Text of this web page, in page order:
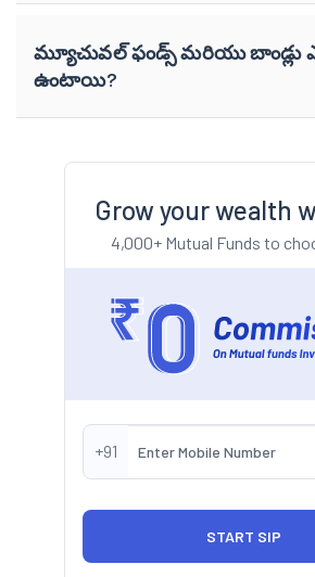
మ్యూచువల్ ఫండ్స్ మరియు బాండ్లు
ఉంటాయి?
Grow your wealth
4,000+ Mutual Funds to
+91